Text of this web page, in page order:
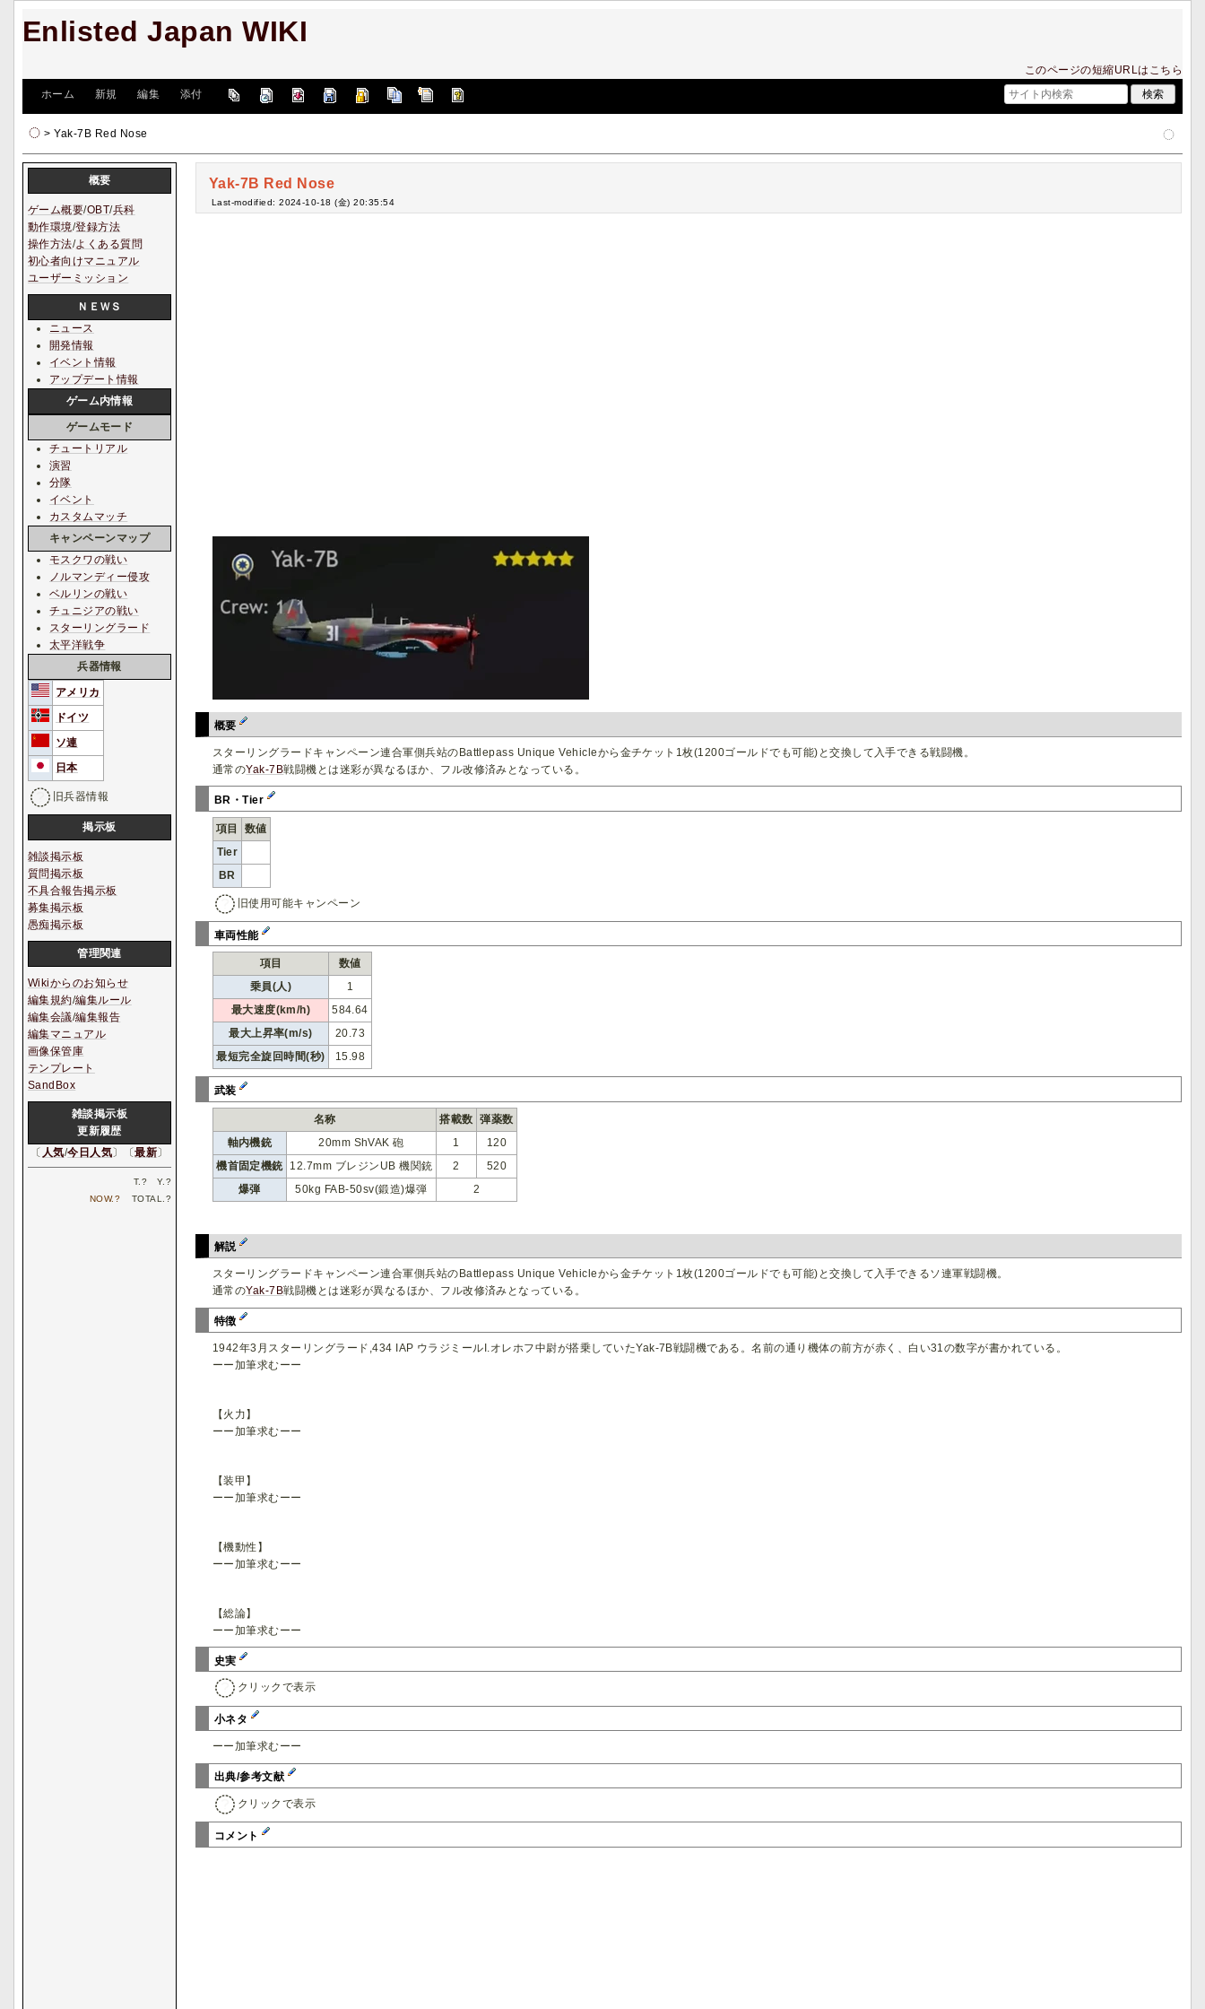
Enlisted Japan WIKI
このページの短縮URLはこちら
ホーム 新規 編集 添付
> Yak-7B Red Nose
Yak-7B Red Nose
Last-modified: 2024-10-18 (金) 20:35:54
概要
スターリングラードキャンペーン連合軍側兵站のBattlepass Unique Vehicleから金チケット1枚(1200ゴールドでも可能)と交換して入手できる戦闘機。
通常のYak-7B戦闘機とは迷彩が異なるほか、フル改修済みとなっている。
BR・Tier
項目
数値
Tier
BR
旧使用可能キャンペーン
車両性能
項目
数値
乗員(人)
1
最大速度(km/h)
584.64
最大上昇率(m/s)
20.73
最短完全旋回時間(秒)
15.98
武装
名称 搭載数 弾薬数
軸内機銃
20mm ShVAK 砲 1
120
機首固定機銃 12.7mm ブレジンUB 機関銃 2
520
爆弾
50kg FAB-50sv(鍛造)爆弾 2
解説
スターリングラードキャンペーン連合軍側兵站のBattlepass Unique Vehicleから金チケット1枚(1200ゴールドでも可能)と交換して入手できるソ連軍戦闘機。
通常のYak-7B戦闘機とは迷彩が異なるほか、フル改修済みとなっている。
特徴
1942年3月スターリングラード,434 IAP ウラジミールI.オレホフ中尉が搭乗していたYak-7B戦闘機である。名前の通り機体の前方が赤く、白い31の数字が書かれている。
ーー加筆求むーー
【火力】
ーー加筆求むーー
【装甲】
ーー加筆求むーー
【機動性】
ーー加筆求むーー
【総論】
ーー加筆求むーー
史実
クリックで表示
小ネタ
ーー加筆求むーー
出典/参考文献
クリックで表示
コメント
概要
ゲーム概要/OBT/兵科
動作環境/登録方法
操作方法/よくある質問
初心者向けマニュアル
ユーザーミッション
ＮＥＷＳ
ニュース
開発情報
イベント情報
アップデート情報
ゲーム内情報
ゲームモード
チュートリアル
演習
分隊
イベント
カスタムマッチ
キャンペーンマップ
モスクワの戦い
ノルマンディー侵攻
ベルリンの戦い
チュニジアの戦い
スターリングラード
太平洋戦争
兵器情報
アメリカ
ドイツ
ソ連
日本
旧兵器情報
掲示板
雑談掲示板
質問掲示板
不具合報告掲示板
募集掲示板
愚痴掲示板
管理関連
Wikiからのお知らせ
編集規約/編集ルール
編集会議/編集報告
編集マニュアル
画像保管庫
テンプレート
SandBox
雑談掲示板
更新履歴
〔 人気/今日人気〕〔最新〕
T. ? Y. ?
NOW.? TOTAL. ?